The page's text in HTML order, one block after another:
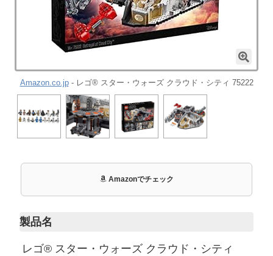
Amazon.co.jp- レゴ® スター・ウォーズ クラウド・シティ 75222
Amazonでチェック
製品名
レゴ® スター・ウォーズ クラウド・シティ